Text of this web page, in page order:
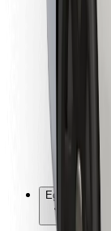
Bolt
Bolt
Egyéb